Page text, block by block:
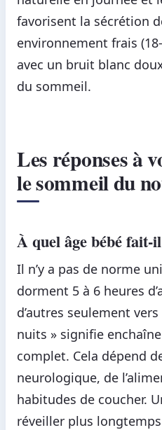
favorisent la sécrétion
environnement frais
avec un bruit blanc
du sommeil.
Les réponses à
le sommeil du
À quel âge bébé fait-
Il n’y a pas de norme
dorment 5 à 6 heures
d’autres seulement
nuits » signifie
complet. Cela dépend
neurologique, de
habitudes de coucher.
réveiller plus